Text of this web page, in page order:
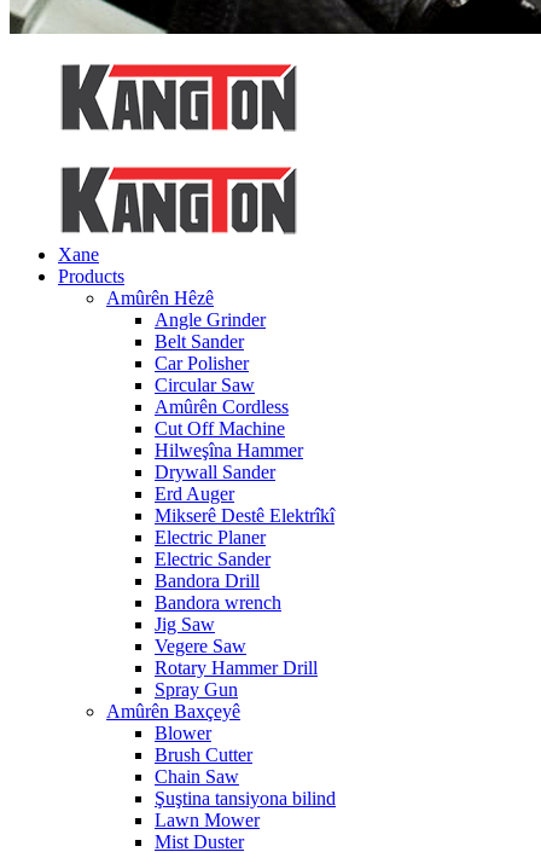
Xane
Products
Amûrên Hêzê
Angle Grinder
Belt Sander
Car Polisher
Circular Saw
Amûrên Cordless
Cut Off Machine
Hilweşîna Hammer
Drywall Sander
Erd Auger
Mikserê Destê Elektrîkî
Electric Planer
Electric Sander
Bandora Drill
Bandora wrench
Jig Saw
Vegere Saw
Rotary Hammer Drill
Spray Gun
Amûrên Baxçeyê
Blower
Brush Cutter
Chain Saw
Şuştina tansiyona bilind
Lawn Mower
Mist Duster